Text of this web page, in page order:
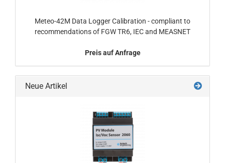
Meteo-42M Data Logger Calibration - compliant to
recommendations of FGW TR6, IEC and MEASNET
Preis auf Anfrage
Neue Artikel